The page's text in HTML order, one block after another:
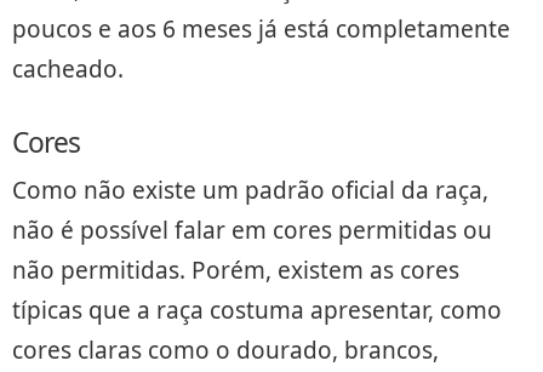
poucos e aos 6 meses já está completamente
cacheado.
Cores
Como não existe um padrão oficial da raça,
não é possível falar em cores permitidas ou
não permitidas. Porém, existem as cores
típicas que a raça costuma apresentar, como
cores claras como o dourado, brancos,